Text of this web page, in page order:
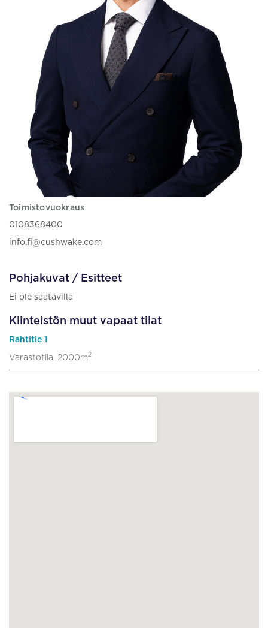
Toimistovuokraus
0108368400
info.fi@cushwake.com
Pohjakuvat / Esitteet
Ei ole saatavilla
Kiinteistön muut vapaat tilat
Rahtitie 1
Varastotila, 2000m2